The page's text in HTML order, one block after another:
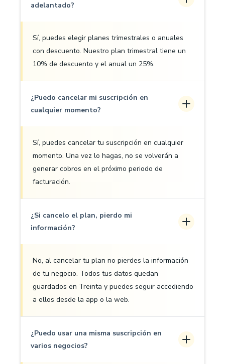
adelantado?
Sí, puedes elegir planes trimestrales o anuales
con descuento. Nuestro plan trimestral tiene un
10% de descuento y el anual un 25%.
¿Puedo cancelar mi suscripción en
cualquier momento?
Sí, puedes cancelar tu suscripción en cualquier
momento. Una vez lo hagas, no se volverán a
generar cobros en el próximo periodo de
facturación.
¿Si cancelo el plan, pierdo mi
información?
No, al cancelar tu plan no pierdes la información
de tu negocio. Todos tus datos quedan
guardados en Treinta y puedes seguir accediendo
a ellos desde la app o la web.
¿Puedo usar una misma suscripción en
varios negocios?